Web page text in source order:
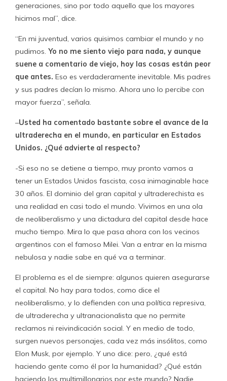
generaciones, sino por todo aquello que los mayores
hicimos mal”, dice.
“En mi juventud, varios quisimos cambiar el mundo y no
pudimos. Yo no me siento viejo para nada, y aunque
suene a comentario de viejo, hoy las cosas están peor
que antes. Eso es verdaderamente inevitable. Mis padres
y sus padres decían lo mismo. Ahora uno lo percibe con
mayor fuerza”, señala.
–Usted ha comentado bastante sobre el avance de la
ultraderecha en el mundo, en particular en Estados
Unidos. ¿Qué advierte al respecto?
-Si eso no se detiene a tiempo, muy pronto vamos a
tener un Estados Unidos fascista, cosa inimaginable hace
30 años. El dominio del gran capital y ultraderechista es
una realidad en casi todo el mundo. Vivimos en una ola
de neoliberalismo y una dictadura del capital desde hace
mucho tiempo. Mira lo que pasa ahora con los vecinos
argentinos con el famoso Milei. Van a entrar en la misma
nebulosa y nadie sabe en qué va a terminar.
El problema es el de siempre: algunos quieren asegurarse
el capital. No hay para todos, como dice el
neoliberalismo, y lo defienden con una política represiva,
de ultraderecha y ultranacionalista que no permite
reclamos ni reivindicación social. Y en medio de todo,
surgen nuevos personajes, cada vez más insólitos, como
Elon Musk, por ejemplo. Y uno dice: pero, ¿qué está
haciendo gente como él por la humanidad? ¿Qué están
haciendo los multimillonarios por este mundo? Nadie